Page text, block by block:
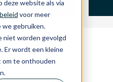
deze website als via
voor meer
we gebruiken.
niet worden gevolgd
Er wordt een kleine
om te onthouden
iPhone 16 Plus